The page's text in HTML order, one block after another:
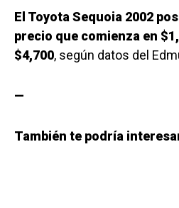
El Toyota Sequoia 2002
precio que comienza en
$4,700, según datos del
—
También te podría